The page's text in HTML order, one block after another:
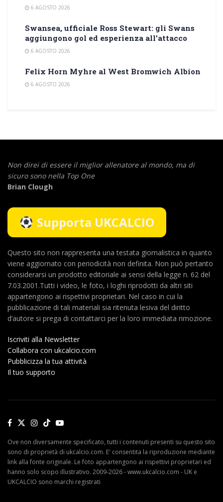
6 AGOSTO 2026
Swansea, ufficiale Ross Stewart: gli Swans
aggiungono gol ed esperienza all’attacco
6 AGOSTO 2026
Felix Horn Myhre al West Bromwich Albion
6 AGOSTO 2026
Non direi di essere il miglior allenatore al mondo, ma di
sicuro sono nella Top One
Brian Clough
Supporta UKCALCIO
Questo sito non rappresenta una testata giornalistica in quanto
viene aggiornato con periodicità non definita. Non può pertanto
considerarsi un prodotto editoriale ai sensi della legge n. 62 del
7.03.2001.Tutti i video, le foto, i loghi riprodotti da altri siti
appartengono ai rispettivi proprietari. Nel caso in cui la
pubblicazione di tali materiali sia ritenuta lesiva del diritto
d’autore si prega di contattarci per la loro immediata rimozione.
Iscriviti alla Newsletter
Collabora con ukcalcio.com
Pubblicizza la tua attività
Il tuo supporto
Ove non diversamente specificato, tutti i contenuti presenti su questo sito
sono di proprietà di ukcalcio.com. E' consentita la riproduzione mediante
link alla fonte originale. Le foto appartengono ai rispettivi proprietari ed
hanno solo scopo illustrativo. 2009-2026 - www.ukcalcio.com - UK e
UKCALCIO sono marchi registrati